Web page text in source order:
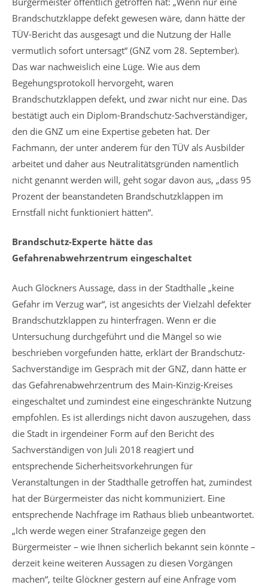
Brandschutzklappe defekt gewesen wäre, dann hätte der
TÜV-Bericht das ausgesagt und die Nutzung der Halle
vermutlich sofort untersagt“ (GNZ vom 28. September).
Das war nachweislich eine Lüge. Wie aus dem
Begehungsprotokoll hervorgeht, waren
Brandschutzklappen defekt, und zwar nicht nur eine. Das
bestätigt auch ein Diplom-Brandschutz-Sachverständiger,
den die GNZ um eine Expertise gebeten hat. Der
Fachmann, der unter anderem für den TÜV als Ausbilder
arbeitet und daher aus Neutralitätsgründen namentlich
nicht genannt werden will, geht sogar davon aus, „dass 95
Prozent der beanstandeten Brandschutzklappen im
Ernstfall nicht funktioniert hätten“.
Brandschutz-Experte hätte das
Gefahrenabwehrzentrum eingeschaltet
Auch Glöckners Aussage, dass in der Stadthalle „keine
Gefahr im Verzug war“, ist angesichts der Vielzahl defekter
Brandschutzklappen zu hinterfragen. Wenn er die
Untersuchung durchgeführt und die Mängel so wie
beschrieben vorgefunden hätte, erklärt der Brandschutz-
Sachverständige im Gespräch mit der GNZ, dann hätte er
das Gefahrenabwehrzentrum des Main-Kinzig-Kreises
eingeschaltet und zumindest eine eingeschränkte Nutzung
empfohlen. Es ist allerdings nicht davon auszugehen, dass
die Stadt in irgendeiner Form auf den Bericht des
Sachverständigen von Juli 2018 reagiert und
entsprechende Sicherheitsvorkehrungen für
Veranstaltungen in der Stadthalle getroffen hat, zumindest
hat der Bürgermeister das nicht kommuniziert. Eine
entsprechende Nachfrage im Rathaus blieb unbeantwortet.
„Ich werde wegen einer Strafanzeige gegen den
Bürgermeister – wie Ihnen sicherlich bekannt sein könnte –
derzeit keine weiteren Aussagen zu diesen Vorgängen
machen“, teilte Glöckner gestern auf eine Anfrage vom